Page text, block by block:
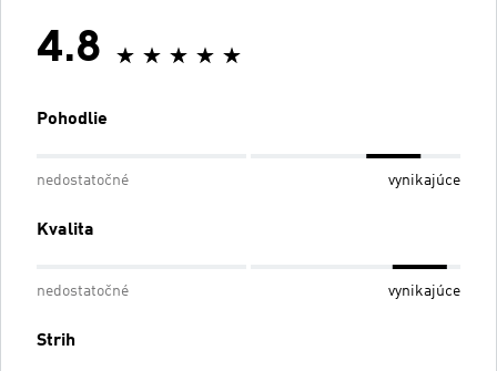
4.8
Pohodlie
nedostatočné vynikajúce
Kvalita
nedostatočné vynikajúce
Strih